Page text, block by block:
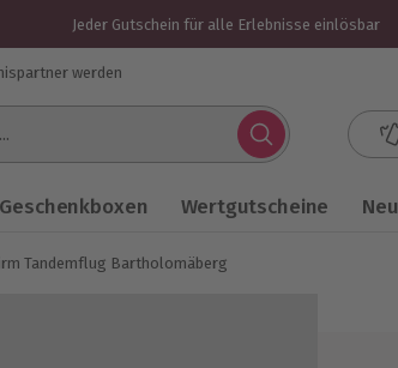
Jeder Gutschein für alle Erlebnisse einlösbar
werden
Geschenkboxen Wertgutscheine Neu
Tandemflug Bartholomäberg